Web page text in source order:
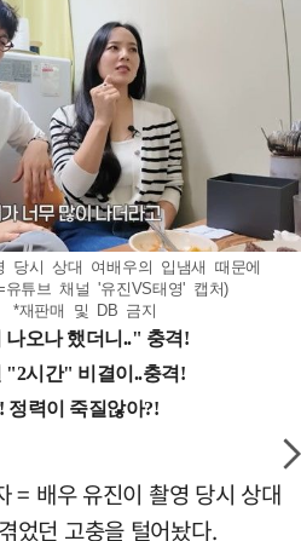
당시 상대 여배우의 입냄새 때문에
튜브 채널 '유진VS태영' 캡처)
*재판매 및 DB 금지
= 배우 유진이 촬영 당시 상대
었던 고충을 털어놨다.